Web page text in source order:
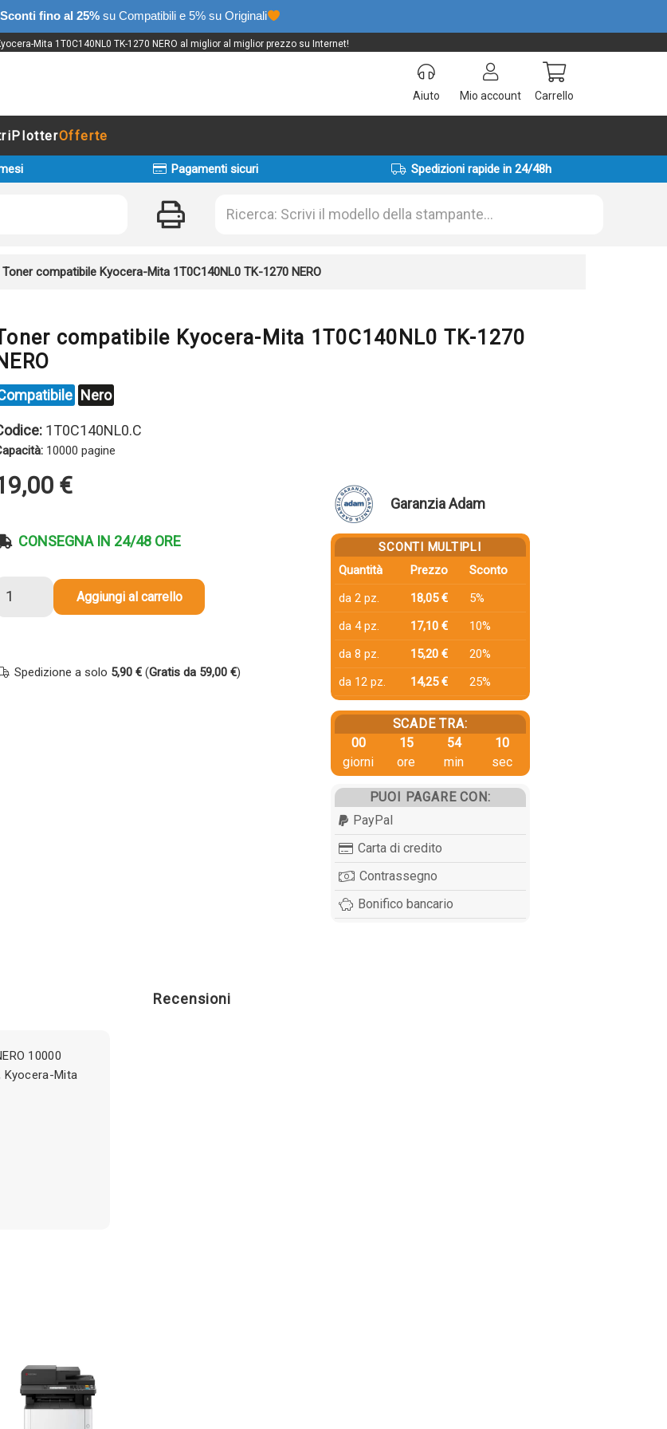
Sconti fino al 25% su Compatibili e 5% su Originali
Mita 1T0C140NL0 TK-1270 NERO al miglior al miglior prezzo su Internet!
Aiuto Mio account Carrello
PlotterOfferte
Pagamenti sicuri Spedizioni rapide in 24/48h
Toner compatibile Kyocera-Mita 1T0C140NL0 TK-1270 NERO
compatibile Kyocera-Mita 1T0C140NL0 TK-1270
Nero
1T0C140NL0.C
10000 pagine
€
CONSEGNA IN 24/48 ORE
compatibile
Aggiungi al carrello
Spedizione a solo 5,90 € (Gratis da 59,00 €)
Garanzia Adam
SCONTI MULTIPLI
Quantità
Prezzo
Sconto
da 2 pz.
18,05 €
5%
da 4 pz.
17,10 €
10%
da 8 pz.
15,20 €
20%
da 12 pz.
14,25 € 25%
SCADE TRA:
00
giorni
15
ore
54
min
09
sec
PUOI PAGARE CON:
PayPal
Carta di credito
Contrassegno
Bonifico bancario
10000
Kyocera-Mita
Recensioni